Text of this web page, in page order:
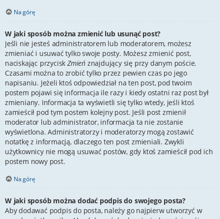
Na górę
W jaki sposób można zmienić lub usunąć post?
Jeśli nie jesteś administratorem lub moderatorem, możesz
zmieniać i usuwać tylko swoje posty. Możesz zmienić post,
naciskając przyciskZmień znajdujący się przy danym poście.
Czasami można to zrobić tylko przez pewien czas po jego
napisaniu. Jeżeli ktoś odpowiedział na ten post, pod twoim
postem pojawi się informacja ile razy i kiedy ostatni raz post był
zmieniany. Informacja ta wyświetli się tylko wtedy, jeśli ktoś
zamieścił pod tym postem kolejny post. Jeśli post zmienił
moderator lub administrator, informacja ta nie zostanie
wyświetlona. Administratorzy i moderatorzy mogą zostawić
notatkę z informacją, dlaczego ten post zmieniali. Zwykli
użytkownicy nie mogą usuwać postów, gdy ktoś zamieścił pod ich
postem nowy post.
Na górę
W jaki sposób można dodać podpis do swojego posta?
Aby dodawać podpis do posta, należy go najpierw utworzyć w